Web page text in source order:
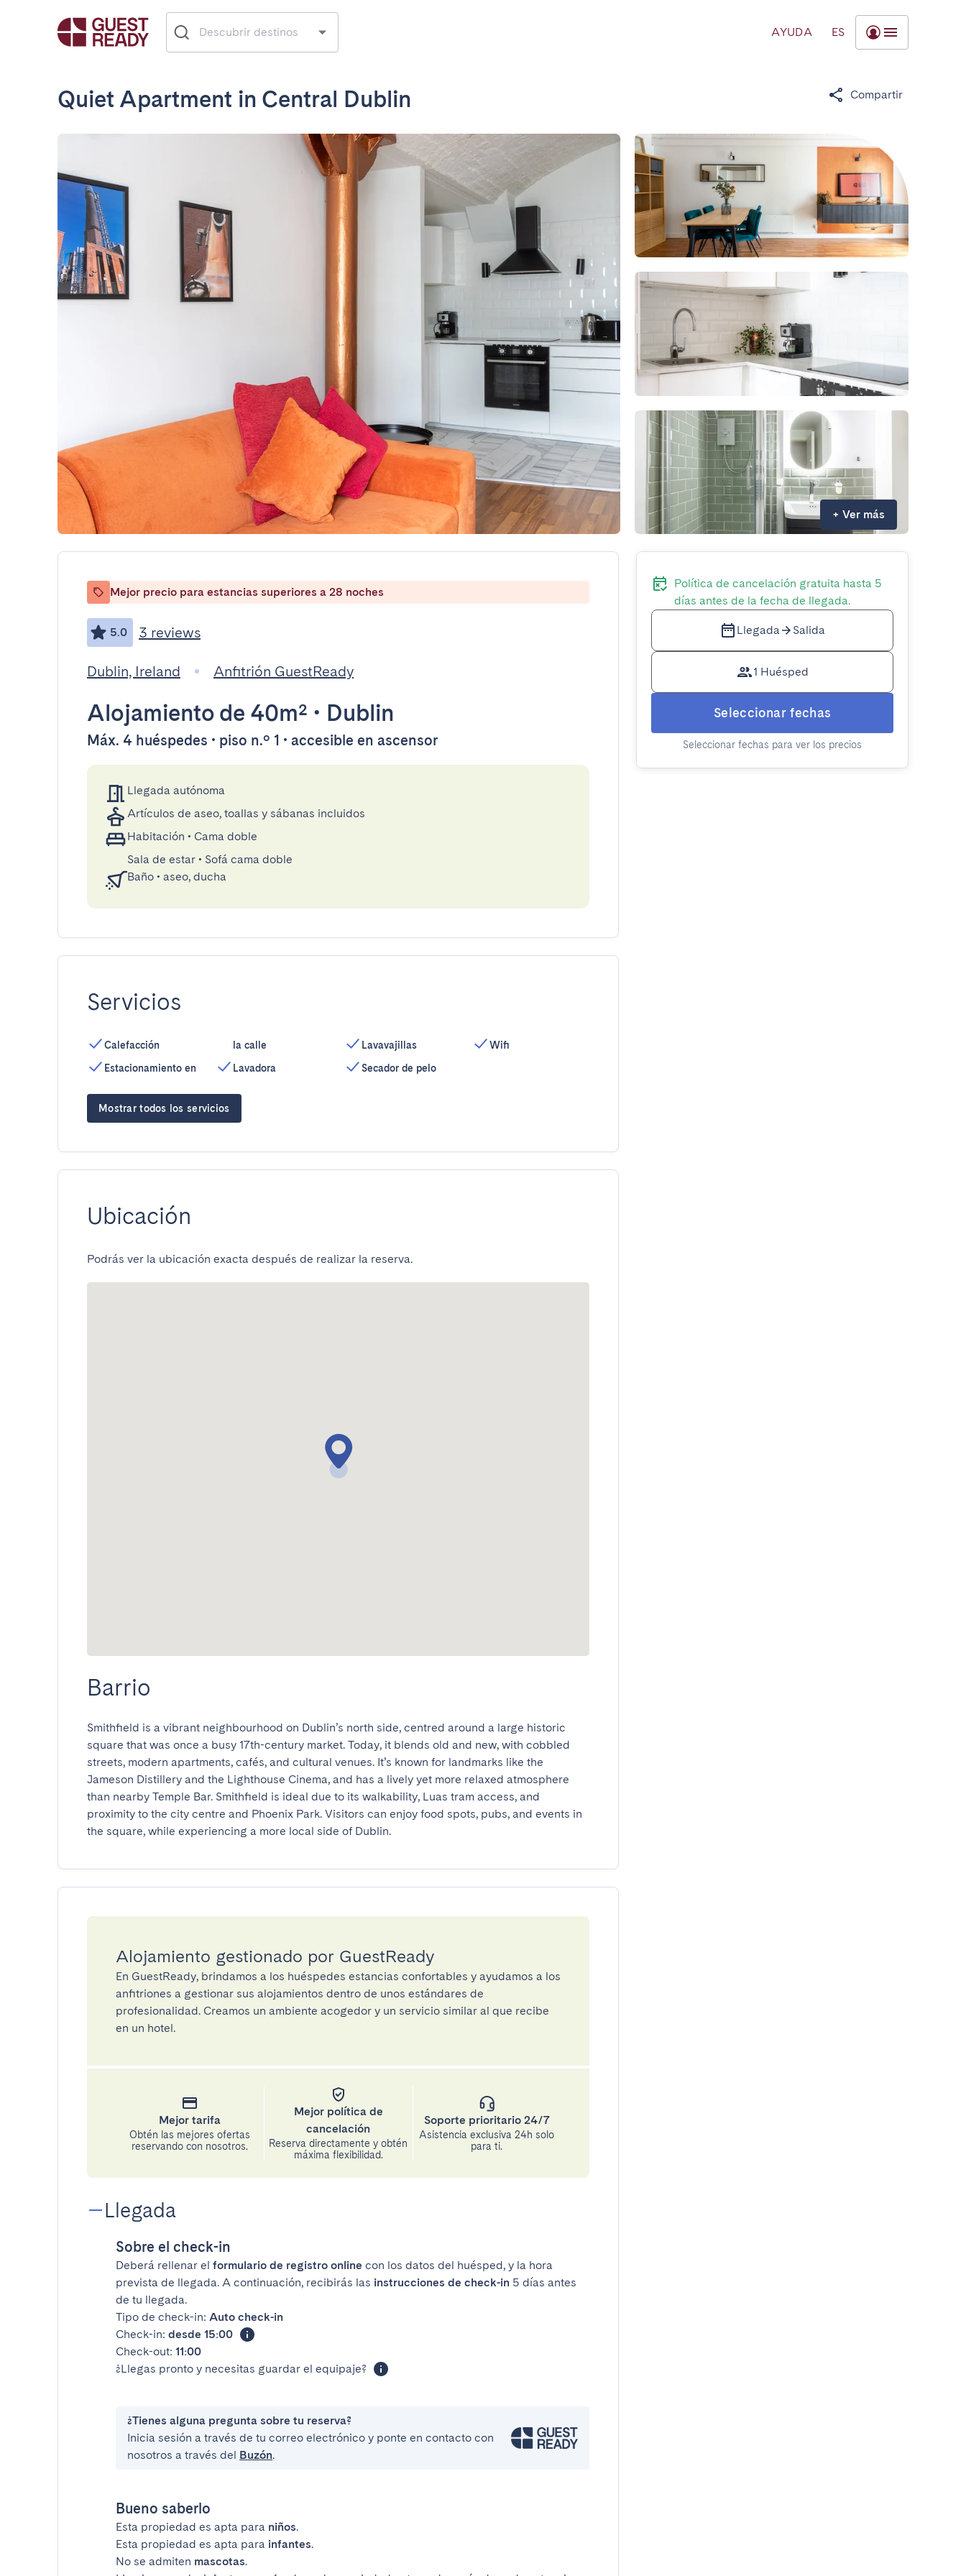
AYUDA ES
Quiet Apartment in Central Dublin Compartir
+ Ver más
Mejor precio para estancias superiores a 28 noches
5.0 3 reviews
Dublin, Ireland Anfitrión GuestReady
Alojamiento de 40m² • Dublin
Máx. 4 huéspedes • piso n.º 1 • accesible en ascensor
Llegada autónoma
Artículos de aseo, toallas y sábanas incluidos
Habitación • Cama doble
Sala de estar • Sofá cama doble
Baño • aseo, ducha
Servicios
Calefacción
Estacionamiento en
la calle
Lavadora
Lavavajillas
Secador de pelo
Wifi
Mostrar todos los servicios
Ubicación
Podrás ver la ubicación exacta después de realizar la reserva.
Barrio
Smithfield is a vibrant neighbourhood on Dublin’s north side, centred around a large historic
square that was once a busy 17th-century market. Today, it blends old and new, with cobbled
streets, modern apartments, cafés, and cultural venues. It’s known for landmarks like the
Jameson Distillery and the Lighthouse Cinema, and has a lively yet more relaxed atmosphere
than nearby Temple Bar. Smithfield is ideal due to its walkability, Luas tram access, and
proximity to the city centre and Phoenix Park. Visitors can enjoy food spots, pubs, and events in
the square, while experiencing a more local side of Dublin.
Alojamiento gestionado por GuestReady
En GuestReady, brindamos a los huéspedes estancias confortables y ayudamos a los
anfitriones a gestionar sus alojamientos dentro de unos estándares de
profesionalidad. Creamos un ambiente acogedor y un servicio similar al que recibe
en un hotel.
Mejor tarifa
Obtén las mejores ofertas
reservando con nosotros.
Mejor política de
cancelación
Reserva directamente y obtén
máxima flexibilidad.
Soporte prioritario 24/7
Asistencia exclusiva 24h solo
para ti.
Llegada
Sobre el check-in
Deberá rellenar el formulario de registro online con los datos del huésped, y la hora
prevista de llegada. A continuación, recibirás las instrucciones de check-in 5 días antes
de tu llegada.
Tipo de check-in: Auto check-in
Check-in: desde 15:00
Check-out: 11:00
¿Llegas pronto y necesitas guardar el equipaje?
¿Tienes alguna pregunta sobre tu reserva?
Inicia sesión a través de tu correo electrónico y ponte en contacto con
nosotros a través del Buzón.
Bueno saberlo
Esta propiedad es apta para niños.
Esta propiedad es apta para infantes.
No se admiten mascotas.
Política de cancelación gratuita hasta 5
días antes de la fecha de llegada.
Llegada Salida
1 Huésped
Seleccionar fechas
Seleccionar fechas para ver los precios